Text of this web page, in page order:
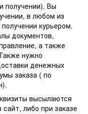
получении). Вы
в любом из
курьером.
документов,
а также
нужно
денежных
заказа ( по
высылаются
либо при заказе